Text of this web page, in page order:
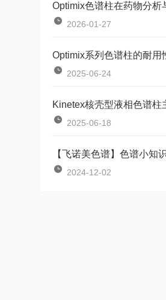
2026-01-27
2025-06-24
2025-06-18
2024-12-02